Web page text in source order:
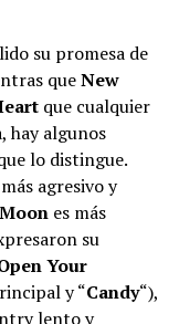
su promesa de
queNew
que cualquier
hay algunos
lo distingue.
agresivo y
es más
su
Your
y “Candy“),
lento y